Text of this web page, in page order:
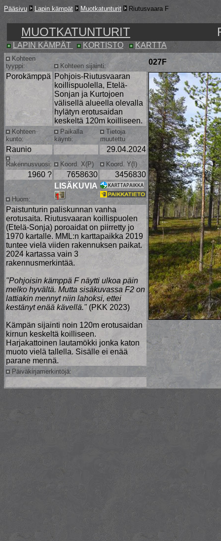
Pääsivu Lapin kämpät Muotkatunturit Riutusvaara F
MUOTKATUNTURIT
LAPIN KÄMPÄT KORTISTO KARTTA
Kohteen
tyyppi:
Kohteen sijainti:
027F
Porokämppä Pohjois-Riutusvaaran
koillispuolella, Etelä-
Sonjan ja Kurtojoen
välisellä alueella olevalla
hylätyn erotusaidan
keskeltä 120m koilliseen.
Kohteen
kunto:
Paikalla
käynti:
Tietoja
muutettu
Raunio 29.04.2024
Rakennusvuosi: Koord. X(P) Koord. Y(I)
1960 ? 7658630 3456830
Huom:
LISÄKUVIA
Paistunturin paliskunnan vanha
erotusaita. Riutusvaaran koillispuolen
(Etelä-Sonja) poroaidat on piirretty jo
1970 kartalle. MML:n karttapaikka 2019
tuntee vielä viiden rakennuksen paikat.
2024 kartassa vain 3
rakennusmerkintää.
"Pohjoisin kämppä F näytti ulkoa päin
melko hyvältä. Mutta sisäkuvassa F2 on
lattiakin mennyt niin lahoksi, ettei
kestänyt enää kävellä."(PKK 2023)
Kämpän sijainti noin 120m erotusaidan
kirnun keskeltä koilliseen.
Harjakattoinen lautamökki jonka katon
muoto vielä tallella. Sisälle ei enää
parane mennä.
Päiväkirjamerkintöjä: